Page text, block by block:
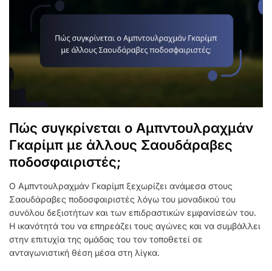
Πώς συγκρίνεται ο Αμπντουλραχμάν
Γκαρίμπ με άλλους Σαουδάραβες
ποδοσφαιριστές;
Ο Αμπντουλραχμάν Γκαρίμπ ξεχωρίζει ανάμεσα στους
Σαουδάραβες ποδοσφαιριστές λόγω του μοναδικού του
συνόλου δεξιοτήτων και των επιδραστικών εμφανίσεών του.
Η ικανότητά του να επηρεάζει τους αγώνες και να συμβάλλει
στην επιτυχία της ομάδας του τον τοποθετεί σε
ανταγωνιστική θέση μέσα στη λίγκα.